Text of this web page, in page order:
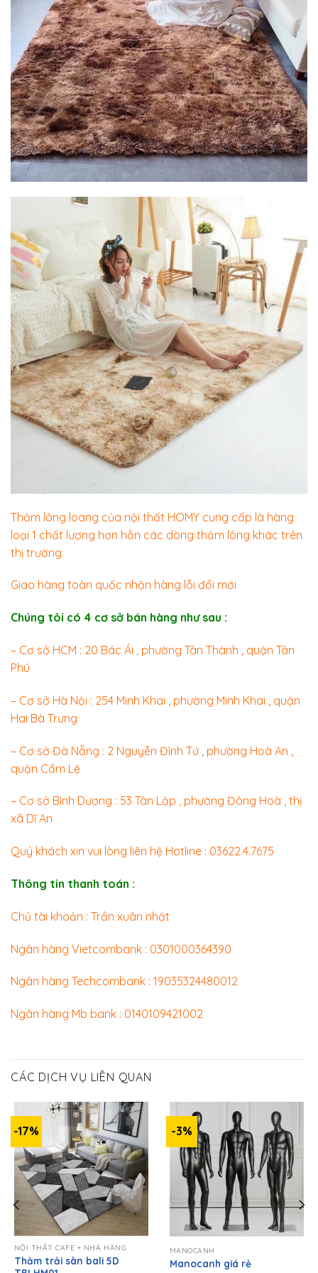
Thảm lông loang của nội thất HOMY cung cấp là hàng
loại 1 chất lượng hơn hẳn các dòng thảm lông khác trên
thị trường
Giao hàng toàn quốc nhận hàng lỗi đổi mới
Chúng tôi có 4 cơ sở bán hàng như sau :
– Cơ sở HCM : 20 Bác Ái , phường Tân Thành , quận Tân
Phú
– Cơ sở Hà Nội : 254 Minh Khai , phường Minh Khai , quận
Hai Bà Trưng
– Cơ sở Đà Nẵng : 2 Nguyễn Đình Tứ , phường Hoà An ,
quận Cẩm Lệ
– Cơ sở Bình Dương : 53 Tân Lập , phường Đông Hoà , thị
xã Dĩ An
Quý khách xin vui lòng liên hệ Hotline : 03622.4.7675
Thông tin thanh toán :
Chủ tài khoản : Trần xuân nhật
Ngân hàng Vietcombank : 0301000364390
Ngân hàng Techcombank : 19035324480012
Ngân hàng Mb bank : 0140109421002
CÁC DỊCH VỤ LIÊN QUAN
-17%
NỘI THẤT CAFE + NHÀ HÀNG
Thảm trải sàn bali 5D
-3%
MANOCANH
Manocanh giá rẻ